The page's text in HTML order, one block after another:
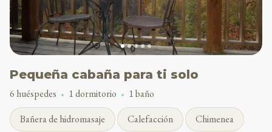
Pequeña cabaña para ti solo
6 huéspedes 1 dormitorio
1 baño
Bañera de hidromasaje
Calefacción Chimenea